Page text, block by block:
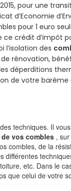
pour une
d’Economie
pour 1 euro
crédit d’impôt
l’isolation des
rénovation,
déperditions
de votre
techniques. Il
vos combles ,
combles, de la
etc. Dans le
que celui de votre